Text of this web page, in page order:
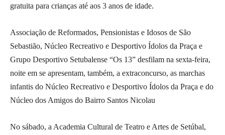
gratuita para crianças até aos 3 anos de idade.
Associação de Reformados, Pensionistas e Idosos de São
Sebastião, Núcleo Recreativo e Desportivo Ídolos da Praça e
Grupo Desportivo Setubalense “Os 13” desfilam na sexta-feira,
noite em se apresentam, também, a extraconcurso, as marchas
infantis do Núcleo Recreativo e Desportivo Ídolos da Praça e do
Núcleo dos Amigos do Bairro Santos Nicolau
No sábado, a Academia Cultural de Teatro e Artes de Setúbal,